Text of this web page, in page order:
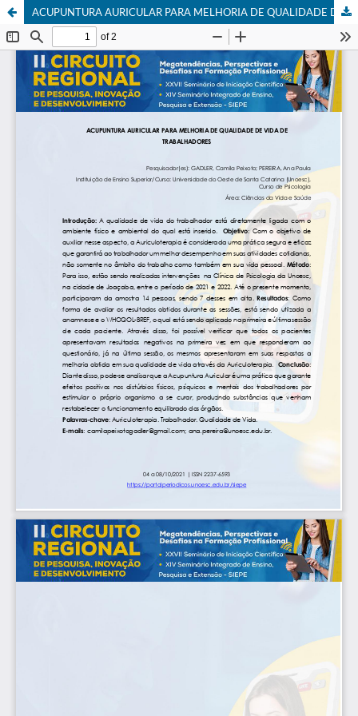
ACUPUNTURA AURICULAR PARA MELHORIA DE QUALIDADE DE VIDA DE TRABALHADORES